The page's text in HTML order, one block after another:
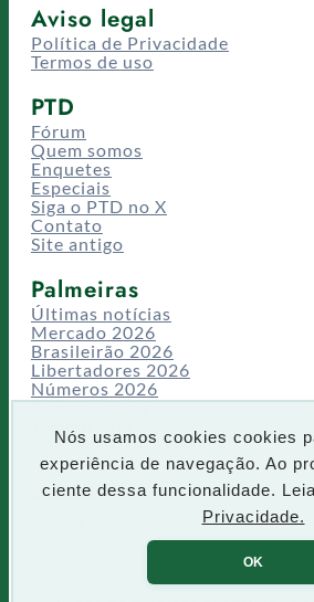
Nós usamos cookies cookies
experiência de navegação. Ao
ciente dessa funcionalidade.
Privacidade.
OK
Aviso legal
Política de Privacidade
Termos de uso
PTD
Fórum
Quem somos
Enquetes
Especiais
Siga o PTD no X
Contato
Site antigo
Palmeiras
Últimas notícias
Mercado 2026
Brasileirão 2026
Libertadores 2026
Números 2026
Campeonatos
Temporadas
CT/Centro de Excelência
Busca
P
e
q
u